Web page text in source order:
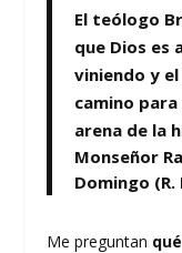
El teólogo
que Dios es
viniendo y
camino
arena de la
Monseñor
Domingo
Me preguntan